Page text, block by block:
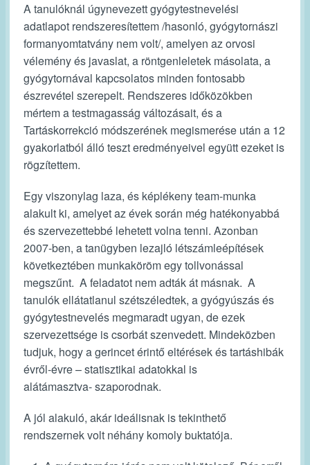
A tanulóknál úgynevezett gyógytestnevelési
adatlapot rendszeresítettem /hasonló, gyógytornászi
formanyomtatvány nem volt/, amelyen az orvosi
vélemény és javaslat, a röntgenleletek másolata, a
gyógytornával kapcsolatos minden fontosabb
észrevétel szerepelt. Rendszeres időközökben
mértem a testmagasság változásait, és a
Tartáskorrekció módszerének megismerése után a 12
gyakorlatból álló teszt eredményeivel együtt ezeket is
rögzítettem.
Egy viszonylag laza, és képlékeny team-munka
alakult ki, amelyet az évek során még hatékonyabbá
és szervezettebbé lehetett volna tenni. Azonban
2007-ben, a tanügyben lezajló létszámleépítések
következtében munkaköröm egy tollvonással
megszűnt. A feladatot nem adták át másnak. A
tanulók ellátatlanul szétszéledtek, a gyógyúszás és
gyógytestnevelés megmaradt ugyan, de ezek
szervezettsége is csorbát szenvedett. Mindeközben
tudjuk, hogy a gerincet érintő eltérések és tartáshibák
évről-évre – statisztikai adatokkal is
alátámasztva- szaporodnak.
A jól alakuló, akár ideálisnak is tekinthető
rendszernek volt néhány komoly buktatója.